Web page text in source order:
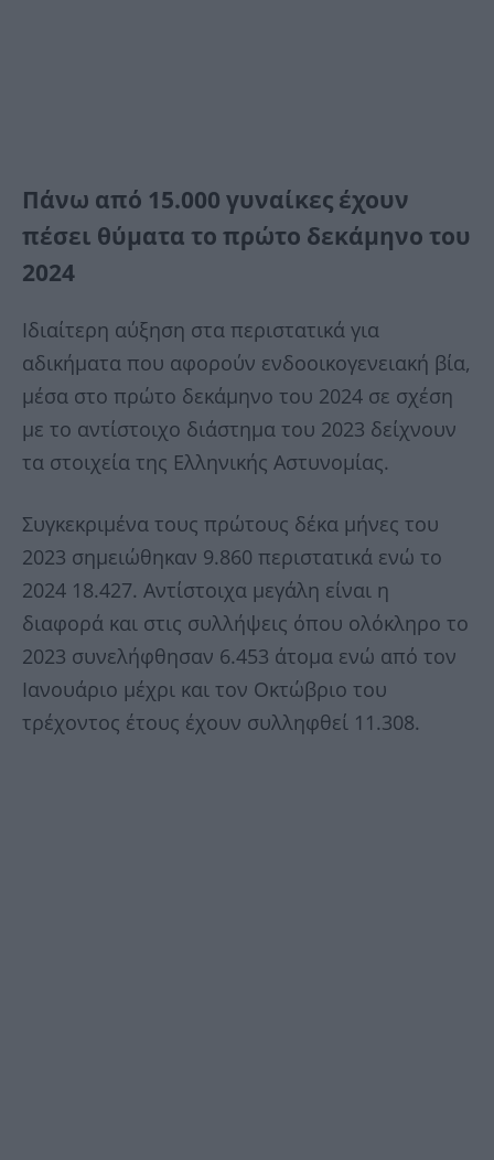
Πάνω από 15.000 γυναίκες έχουν
πέσει θύματα το πρώτο δεκάμηνο του
2024
Ιδιαίτερη αύξηση στα περιστατικά για
αδικήματα που αφορούν ενδοοικογενειακή βία,
μέσα στο πρώτο δεκάμηνο του 2024 σε σχέση
με το αντίστοιχο διάστημα του 2023 δείχνουν
τα στοιχεία της Ελληνικής Αστυνομίας.
Συγκεκριμένα τους πρώτους δέκα μήνες του
2023 σημειώθηκαν 9.860 περιστατικά ενώ το
2024 18.427. Αντίστοιχα μεγάλη είναι η
διαφορά και στις συλλήψεις όπου ολόκληρο το
2023 συνελήφθησαν 6.453 άτομα ενώ από τον
Ιανουάριο μέχρι και τον Οκτώβριο του
τρέχοντος έτους έχουν συλληφθεί 11.308.